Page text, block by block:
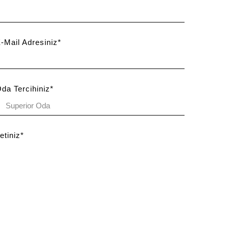
Mail Adresiniz*
Tercihiniz*